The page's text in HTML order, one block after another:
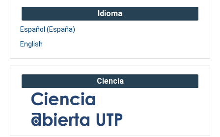
Idioma
Español (España)
English
Ciencia